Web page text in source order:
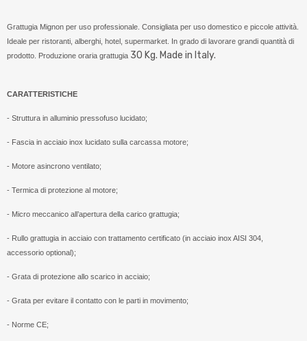
Grattugia Mignon per uso professionale. Consigliata per uso domestico e piccole attività.
Ideale per ristoranti, alberghi, hotel, supermarket. In grado di lavorare grandi quantità di
prodotto. Produzione oraria grattugia 30 Kg. Made in Italy.
CARATTERISTICHE
- Struttura in alluminio pressofuso lucidato;
- Fascia in acciaio inox lucidato sulla carcassa motore;
- Motore asincrono ventilato;
- Termica di protezione al motore;
- Micro meccanico all’apertura della carico grattugia;
- Rullo grattugia in acciaio con trattamento certificato (in acciaio inox AISI 304,
accessorio optional);
- Grata di protezione allo scarico in acciaio;
- Grata per evitare il contatto con le parti in movimento;
- Norme CE;